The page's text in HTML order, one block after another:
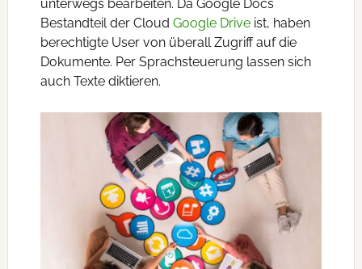
unterwegs bearbeiten. Da Google Docs
Bestandteil der Cloud Google Drive ist, haben
berechtigte User von überall Zugriff auf die
Dokumente. Per Sprachsteuerung lassen sich
auch Texte diktieren.